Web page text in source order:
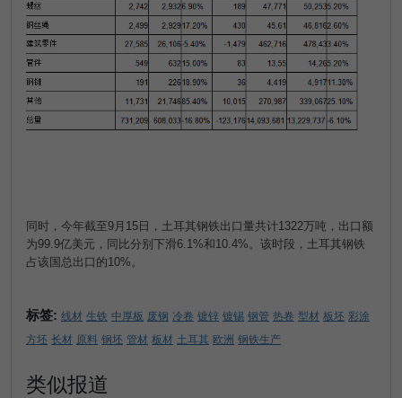
同时，今年截至9月 15 日，土耳其钢铁出口量共计1322万吨，出口额
为99.9亿美元，同比分别下滑6.1%和10.4%。该时段，土耳其钢铁
占该国总出口的10%。
标签: 线材 生铁 中厚板 废钢 冷卷 镀锌 镀锡 钢管 热卷 型材 板坯 彩涂
方坯 长材 原料 钢坯 管材 板材 土耳其 欧洲 钢铁生产
类似报道